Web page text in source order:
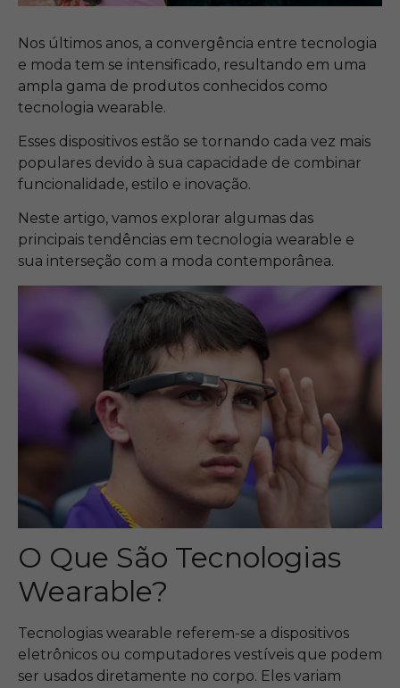
Nos últimos anos, a convergência entre tecnologia
e moda tem se intensificado, resultando em uma
ampla gama de produtos conhecidos como
tecnologia wearable.
Esses dispositivos estão se tornando cada vez mais
populares devido à sua capacidade de combinar
funcionalidade, estilo e inovação.
Neste artigo, vamos explorar algumas das
principais tendências em tecnologia wearable e
sua interseção com a moda contemporânea.
O Que São Tecnologias
Wearable?
Tecnologias wearable referem-se a dispositivos
eletrônicos ou computadores vestíveis que podem
ser usados diretamente no corpo. Eles variam